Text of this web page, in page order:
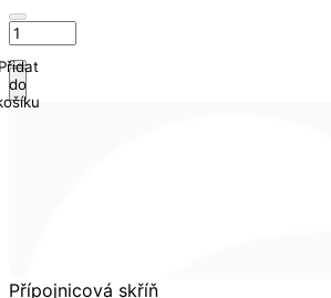
do
Přípojnicová skříň